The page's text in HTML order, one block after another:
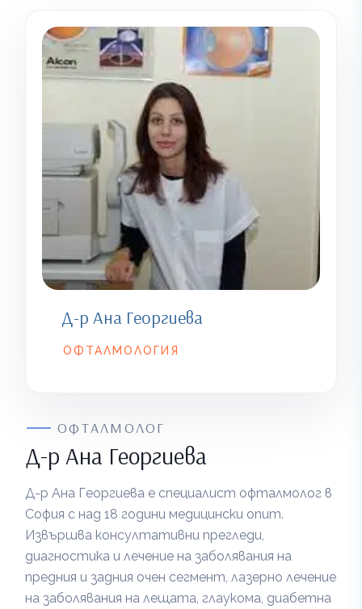
Д-р Ана Георгиева
ОФТАЛМОЛОГИЯ
ОФТАЛМОЛОГ
Д-р Ана Георгиева
Д-р Ана Георгиева е специалист офталмолог в
София с над 18 години медицински опит.
Извършва консултативни прегледи,
диагностика и лечение на заболявания на
предния и задния очен сегмент, лазерно лечение
на заболявания на лещата, глаукома, диабетна